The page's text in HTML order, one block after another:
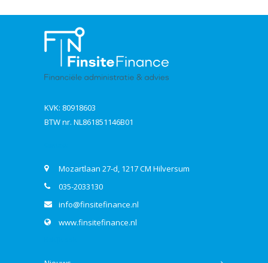
KVK: 80918603
BTW nr. NL861851146B01
Mozartlaan 27-d, 1217 CM Hilversum
035-2033130
info@finsitefinance.nl
www.finsitefinance.nl